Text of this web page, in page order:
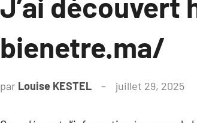
bienetre.ma/
par Louise KESTEL juillet 29, 2025